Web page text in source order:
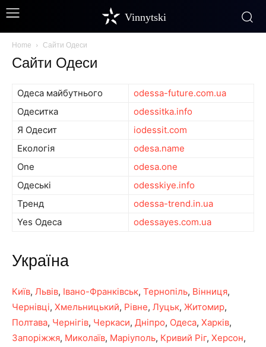
Vinnytski
Home Сайти Одеси
Сайти Одеси
Одеса майбутнього
odessa-future.com.ua
Одеситка
odessitka.info
Я Одесит
iodessit.com
Екологія
odesa.name
One
odesa.one
Одеські
odesskiye.info
Тренд
odessa-trend.in.ua
Yes Одеса
odessayes.com.ua
Україна
Київ, Львів, Івано-Франківськ, Тернопіль, Вінниця,
Чернівці, Хмельницький, Рівне, Луцьк, Житомир,
Полтава, Чернігів, Черкаси, Дніпро, Одеса, Харків,
Запоріжжя, Миколаїв, Маріуполь, Кривий Ріг, Херсон,